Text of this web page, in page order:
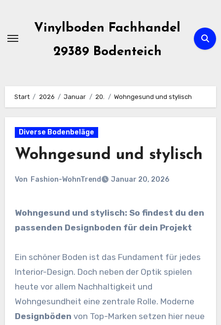
springen
Vinylboden Fachhandel
29389 Bodenteich
Start 2026 Januar 20. Wohngesund und stylisch
Diverse Bodenbeläge
Wohngesund und stylisch
Von Fashion-WohnTrend Januar 20, 2026
Wohngesund und stylisch: So findest du den
passenden Designboden für dein Projekt
Ein schöner Boden ist das Fundament für jedes
Interior-Design. Doch neben der Optik spielen
heute vor allem Nachhaltigkeit und
Wohngesundheit eine zentrale Rolle. Moderne
Designböden von Top-Marken setzen hier neue